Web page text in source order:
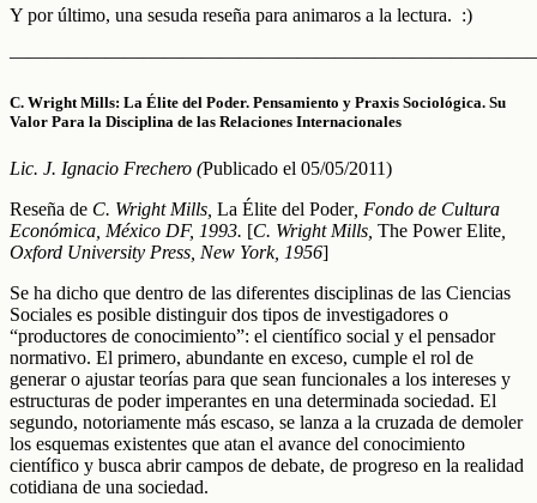
Y por último, una sesuda reseña para animaros a la lectura. :)
———————————————————————————–
C. Wright Mills: La Élite del Poder. Pensamiento y Praxis Sociológica. Su
Valor Para la Disciplina de las Relaciones Internacionales
Lic. J. Ignacio Frechero (Publicado el 05/05/2011)
Reseña de C. Wright Mills, La Élite del Poder, Fondo de Cultura
Económica, México DF, 1993. [C. Wright Mills, The Power Elite
Oxford University Press, New York, 1956]
Se ha dicho que dentro de las diferentes disciplinas de las Ciencias
Sociales es posible distinguir dos tipos de investigadores o
“productores de conocimiento”: el científico social y el pensador
normativo. El primero, abundante en exceso, cumple el rol de
generar o ajustar teorías para que sean funcionales a los intereses y
estructuras de poder imperantes en una determinada sociedad. El
segundo, notoriamente más escaso, se lanza a la cruzada de demoler
los esquemas existentes que atan el avance del conocimiento
científico y busca abrir campos de debate, de progreso en la realidad
cotidiana de una sociedad.